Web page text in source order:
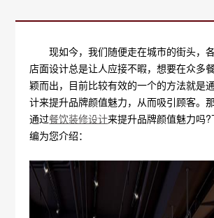
现如今，我们随便走在城市的街头，
店面设计总是让人应接不暇，想要在众多
颖而出，目前比较有效的一个的方法就是
计来提升品牌颜值魅力，从而吸引顾客。
通过餐饮装修设计来提升品牌颜值魅力吗
编为您介绍：